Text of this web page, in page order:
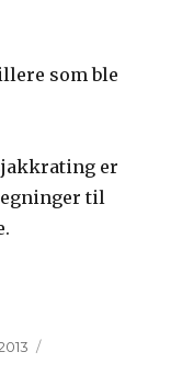
som ble
er
til